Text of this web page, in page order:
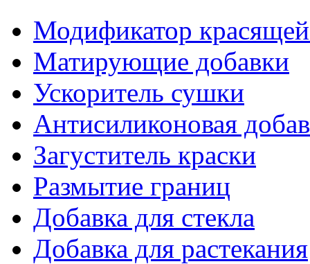
Модификатор
Матирующие добавки
Ускоритель сушки
Антисиликоновая
Загуститель краски
Размытие границ
Добавка для стекла
Добавка для растекания